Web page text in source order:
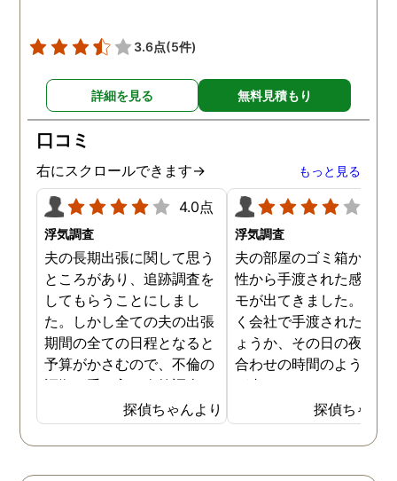
3.6点(5件)
詳細を見る 無料見積もり
口コミ
右にスクロールできます→ もっと見る
4.0点
浮気調査
夫の長期出張に関して思う
ところがあり、追跡調査を
してもらうことにしまし
た。しかし全ての夫の出張
期間の全ての日程となると
予算がかさむので、不倫の
証拠が手に入り次第調査を
打ち切ってもらう契約にし
ました。調査初日、その日
は夫は本当に仕事をしてい
探偵ちゃんより
浮気調査
夫の部屋のゴミ箱から、
性から手渡された感じの
モが出てきました。おそ
く会社で手渡されたので
ょうか、その日の夜の待
合わせの時間のようなも
が書かれていました。こ
時になんとなく嫌な予感
したので、夫の身辺調査
会社での過ごし方を探偵
探偵ちゃん